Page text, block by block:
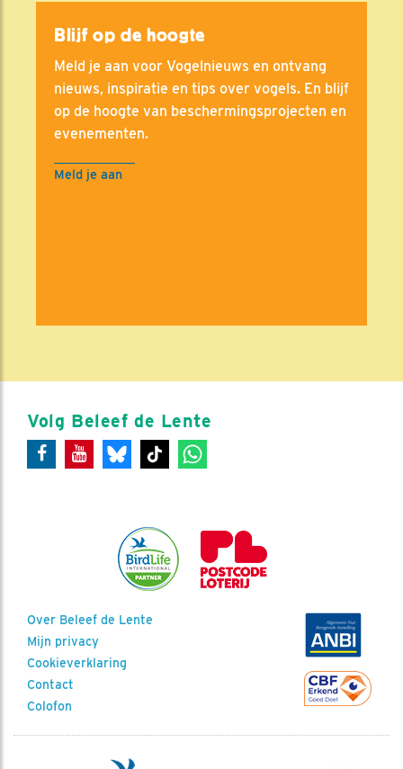
Blijf op de hoogte
Meld je aan voor Vogelnieuws en ontvang
nieuws, inspiratie en tips over vogels. En blijf
op de hoogte van beschermingsprojecten en
evenementen.
Meld je aan
Volg Beleef de Lente
Over Beleef de Lente
Mijn privacy
Cookieverklaring
Contact
Colofon